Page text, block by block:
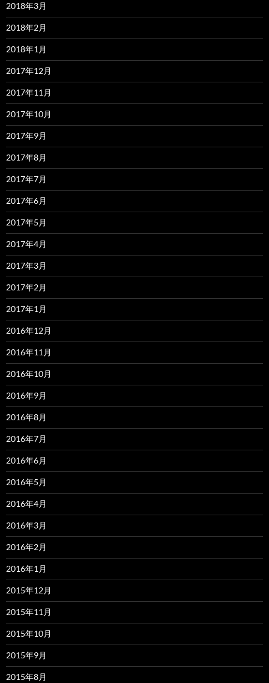
2018年3月
2018年2月
2018年1月
2017年12月
2017年11月
2017年10月
2017年9月
2017年8月
2017年7月
2017年6月
2017年5月
2017年4月
2017年3月
2017年2月
2017年1月
2016年12月
2016年11月
2016年10月
2016年9月
2016年8月
2016年7月
2016年6月
2016年5月
2016年4月
2016年3月
2016年2月
2016年1月
2015年12月
2015年11月
2015年10月
2015年9月
2015年8月